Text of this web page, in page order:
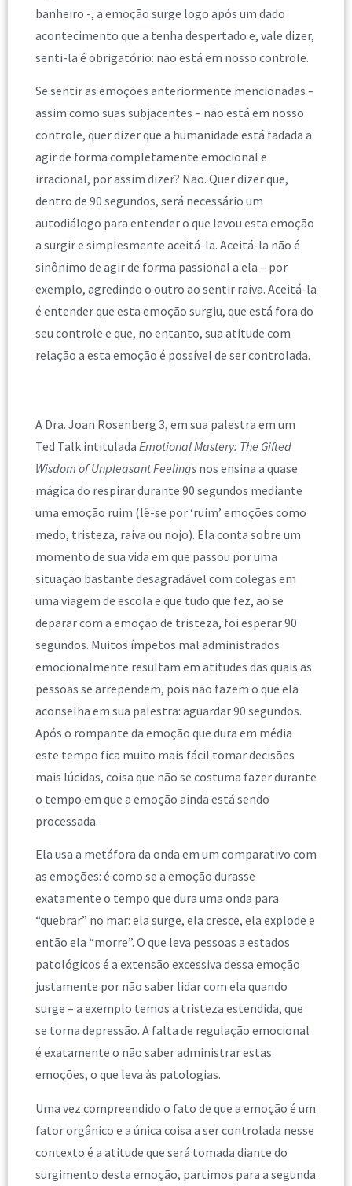
banheiro -, a emoção surge logo após um dado
acontecimento que a tenha despertado e, vale dizer,
senti-la é obrigatório: não está em nosso controle.
Se sentir as emoções anteriormente mencionadas –
assim como suas subjacentes – não está em nosso
controle, quer dizer que a humanidade está fadada a
agir de forma completamente emocional e
irracional, por assim dizer? Não. Quer dizer que,
dentro de 90 segundos, será necessário um
autodiálogo para entender o que levou esta emoção
a surgir e simplesmente aceitá-la. Aceitá-la não é
sinônimo de agir de forma passional a ela – por
exemplo, agredindo o outro ao sentir raiva. Aceitá-la
é entender que esta emoção surgiu, que está fora do
seu controle e que, no entanto, sua atitude com
relação a esta emoção é possível de ser controlada.
A Dra. Joan Rosenberg 3, em sua palestra em um
Ted Talk intitulada Emotional Mastery: The Gifted
Wisdom of Unpleasant Feelings nos ensina a quase
mágica do respirar durante 90 segundos mediante
uma emoção ruim (lê-se por ‘ruim’ emoções como
medo, tristeza, raiva ou nojo). Ela conta sobre um
momento de sua vida em que passou por uma
situação bastante desagradável com colegas em
uma viagem de escola e que tudo que fez, ao se
deparar com a emoção de tristeza, foi esperar 90
segundos. Muitos ímpetos mal administrados
emocionalmente resultam em atitudes das quais as
pessoas se arrependem, pois não fazem o que ela
aconselha em sua palestra: aguardar 90 segundos.
Após o rompante da emoção que dura em média
este tempo fica muito mais fácil tomar decisões
mais lúcidas, coisa que não se costuma fazer durante
o tempo em que a emoção ainda está sendo
processada.
Ela usa a metáfora da onda em um comparativo com
as emoções: é como se a emoção durasse
exatamente o tempo que dura uma onda para
“quebrar” no mar: ela surge, ela cresce, ela explode e
então ela “morre”. O que leva pessoas a estados
patológicos é a extensão excessiva dessa emoção
justamente por não saber lidar com ela quando
surge – a exemplo temos a tristeza estendida, que
se torna depressão. A falta de regulação emocional
é exatamente o não saber administrar estas
emoções, o que leva às patologias.
Uma vez compreendido o fato de que a emoção é um
fator orgânico e a única coisa a ser controlada nesse
contexto é a atitude que será tomada diante do
surgimento desta emoção, partimos para a segunda